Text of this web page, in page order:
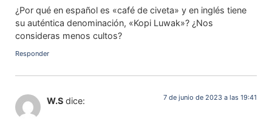
¿Por qué en español es «café de civeta» y en inglés tiene
su auténtica denominación, «Kopi Luwak»? ¿Nos
consideras menos cultos?
Responder
W.S dice: 7 de junio de 2023 a las 19:41